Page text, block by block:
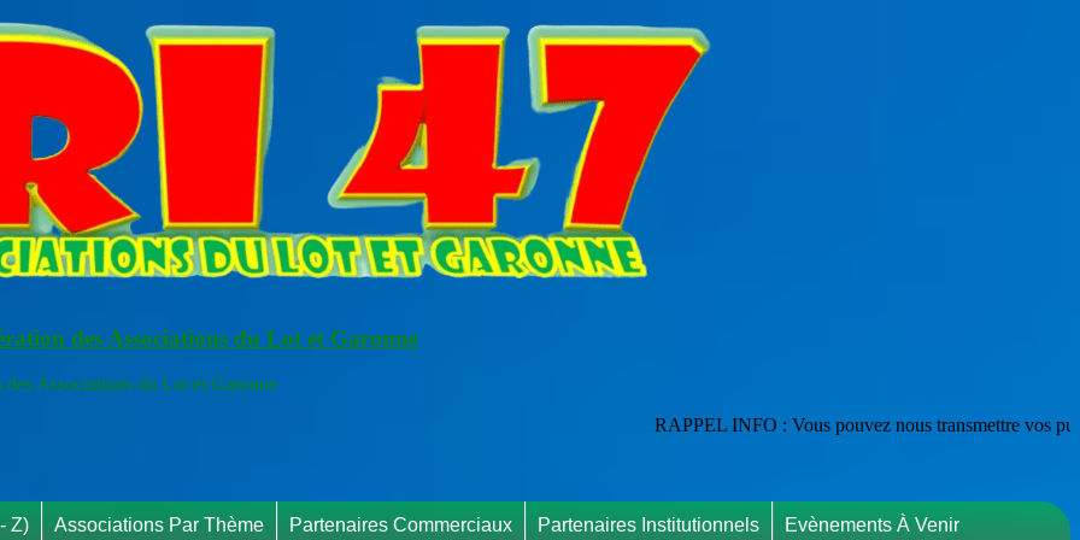
des Associations du Lot et Garonne
Associations du Lot et Garonne
RAPPEL INFO : Vous pouvez nous transmettre vos publications en les
Z) Associations Par Thème Partenaires Commerciaux Partenaires Institutionnels Evènements À Venir